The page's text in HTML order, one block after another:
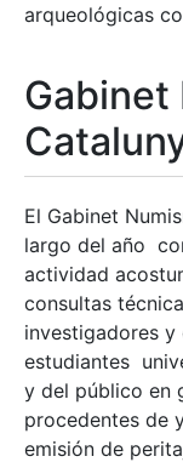
arqueológicas
Gabinet
El Gabinet
largo del año
actividad
consultas
investigadores y
estudiantes
y del público en
procedentes de
emisión de